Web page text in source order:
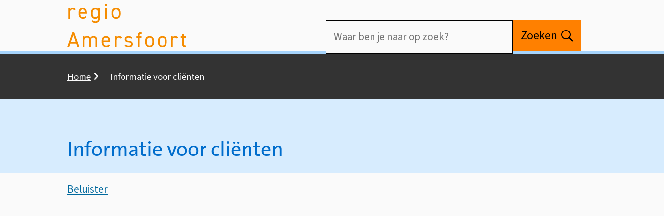
op
Open
Zoeken
Kruimelpad
Home Informatie voor cliënten
Informatie voor cliënten
Assistentie
Beluister